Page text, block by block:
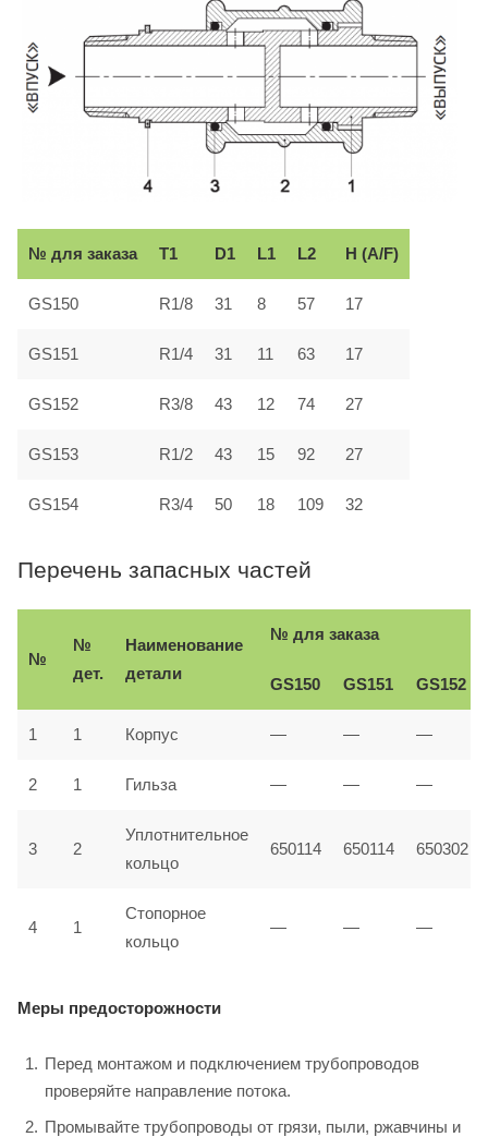
№ для заказа T1 D1 L1 L2 H (A/F)
GS150 R1/8 31 8 57 17
GS151 R1/4 31 11 63 17
GS152 R3/8 43 12 74 27
GS153 R1/2 43 15 92 27
GS154 R3/4 50 18 109 32
Перечень запасных частей
№
№
дет.
Наименование
детали
№ для заказа
GS150 GS151 GS152
1 1 Корпус — — —
2 1 Гильза — — —
3 2
Уплотнительное
кольцо
650114 650114 650302
4 1
Стопорное
кольцо
— — —
Меры предосторожности
Перед монтажом и подключением трубопроводов
проверяйте направление потока.
Промывайте трубопроводы от грязи, пыли, ржавчины и